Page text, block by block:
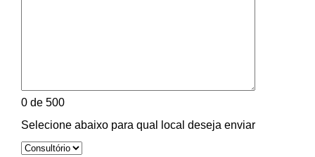
0 de 500
Selecione abaixo para qual local deseja enviar